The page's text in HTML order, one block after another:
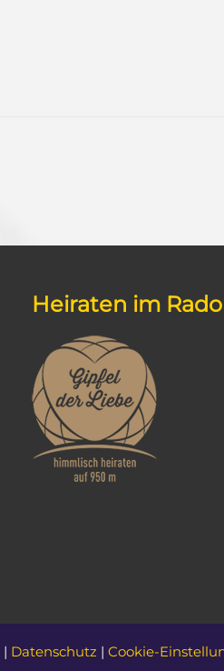
Heiraten im
| Datenschutz | Cookie-